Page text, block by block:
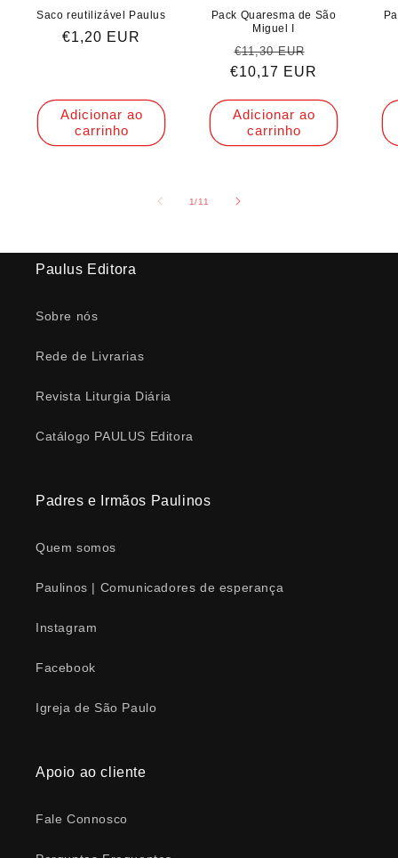
Saco reutilizável Paulus
Preço
€1,20 EUR
Adicionar ao
carrinho
Pack Quaresma de São
Miguel I
Preço
normal
€11,30 EUR
de
€10,17 EUR
Adicionar ao
carrinho
1/de
11
Paulus Editora
Sobre nós
Rede de Livrarias
Revista Liturgia Diária
Catálogo PAULUS Editora
Padres e Irmãos Paulinos
Quem somos
Paulinos | Comunicadores de esperança
Instagram
Facebook
Igreja de São Paulo
Apoio ao cliente
Fale Connosco